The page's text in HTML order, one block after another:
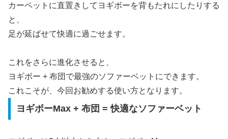
カーペットに直置きしてヨギボーを背もたれにしたりする
と、
足が延ばせて快適に過ごせます。
これをさらに進化させると、
ヨギボー + 布団で最強のソファーベットにできます。
これこそが、今回お勧めする使い方となります。
ヨギボーMax + 布団 = 快適なソファーベット